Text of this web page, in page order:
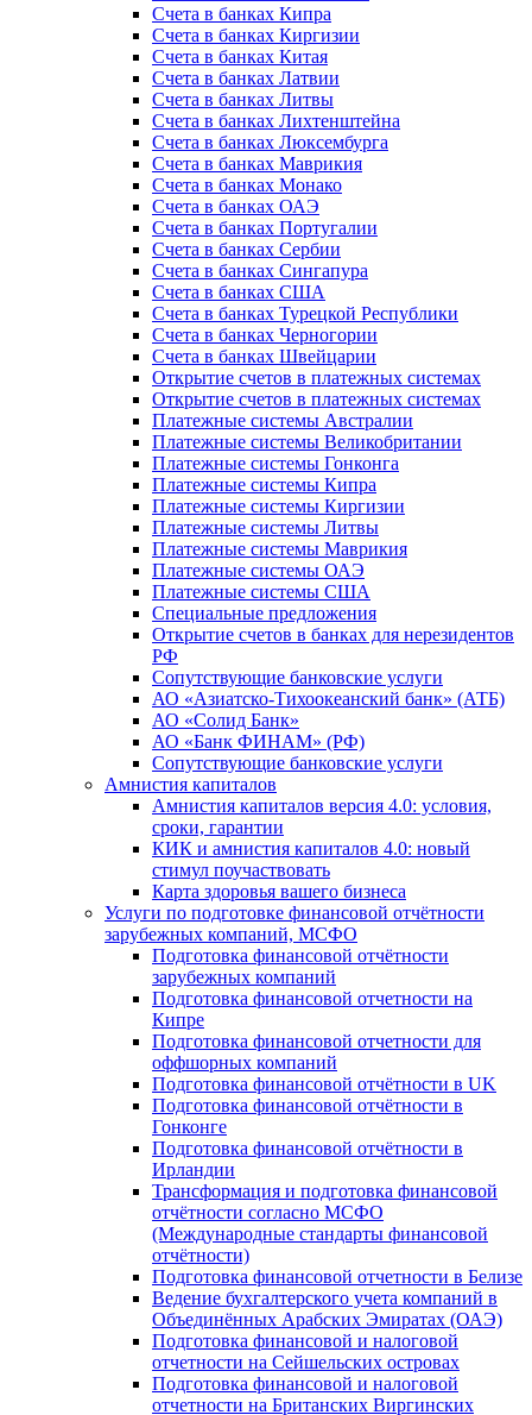
Счета в банках Кипра
Счета в банках Киргизии
Счета в банках Китая
Счета в банках Латвии
Счета в банках Литвы
Счета в банках Лихтенштейна
Счета в банках Люксембурга
Счета в банках Маврикия
Счета в банках Монако
Счета в банках ОАЭ
Счета в банках Португалии
Счета в банках Сербии
Счета в банках Сингапура
Счета в банках США
Счета в банках Турецкой Республики
Счета в банках Черногории
Счета в банках Швейцарии
Открытие счетов в платежных системах
Открытие счетов в платежных системах
Платежные системы Австралии
Платежные системы Великобритании
Платежные системы Гонконга
Платежные системы Кипра
Платежные системы Киргизии
Платежные системы Литвы
Платежные системы Маврикия
Платежные системы ОАЭ
Платежные системы США
Специальные предложения
Открытие счетов в банках для нерезидентов
РФ
Сопутствующие банковские услуги
АО «Азиатско-Тихоокеанский банк» (АТБ)
АО «Солид Банк»
АО «Банк ФИНАМ» (РФ)
Сопутствующие банковские услуги
Амнистия капиталов
Амнистия капиталов версия 4.0: условия,
сроки, гарантии
КИК и амнистия капиталов 4.0: новый
стимул поучаствовать
Карта здоровья вашего бизнеса
Услуги по подготовке финансовой отчётности
зарубежных компаний, МСФО
Подготовка финансовой отчётности
зарубежных компаний
Подготовка финансовой отчетности на
Кипре
Подготовка финансовой отчетности для
оффшорных компаний
Подготовка финансовой отчётности в UK
Подготовка финансовой отчётности в
Гонконге
Подготовка финансовой отчётности в
Ирландии
Трансформация и подготовка финансовой
отчётности согласно МСФО
(Международные стандарты финансовой
отчётности)
Подготовка финансовой отчетности в Белизе
Ведение бухгалтерского учета компаний в
Объединённых Арабских Эмиратах (ОАЭ)
Подготовка финансовой и налоговой
отчетности на Сейшельских островах
Подготовка финансовой и налоговой
отчетности на Британских Виргинских